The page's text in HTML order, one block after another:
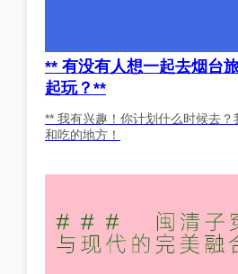
** 有没有人想一起去烟台
起玩？**
** 我有兴趣！你计划什么时候去
和吃的地方！